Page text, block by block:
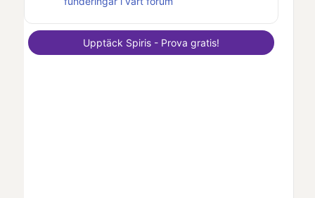
Upptäck Spiris - Prova gratis!